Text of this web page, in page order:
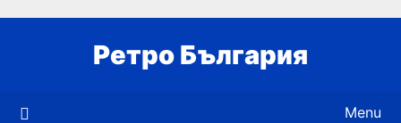
Ретро България
Menu